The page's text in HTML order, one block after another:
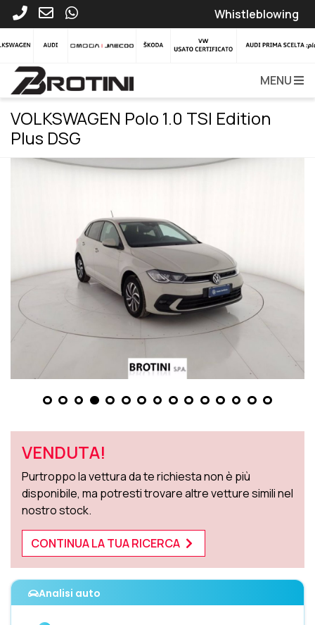
Whistleblowing
MENU
VOLKSWAGEN Polo 1.0 TSI Edition
Plus DSG
VENDUTA!
Purtroppo la vettura da te richiesta non è più
disponibile, ma potresti trovare altre vetture simili nel
nostro stock.
CONTINUA LA TUA RICERCA
Analisi auto